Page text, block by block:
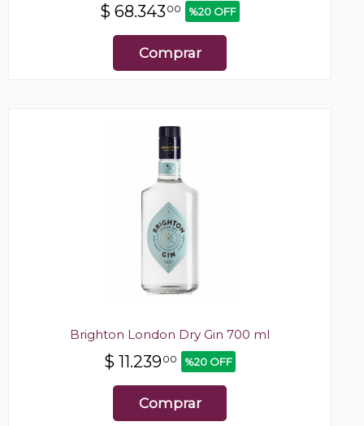
$ 68.343 00 %20 OFF
Comprar
Brighton London Dry Gin 700 ml
$ 11.23900 %20 OFF
Comprar